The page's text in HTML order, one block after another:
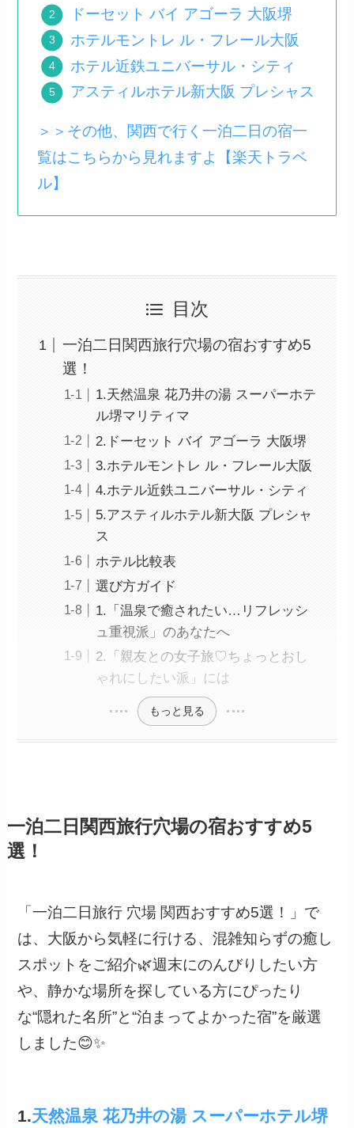
ドーセット バイ アゴーラ 大阪堺
ホテルモントレ ル・フレール大阪
ホテル近鉄ユニバーサル・シティ
アスティルホテル新大阪 プレシャス
＞＞その他、関西で行く一泊二日の宿一
覧はこちらから見れますよ【楽天トラベ
ル】
目次
一泊二日関西旅行穴場の宿おすすめ5
選！
1.天然温泉 花乃井の湯 スーパーホテ
ル堺マリティマ
2.ドーセット バイ アゴーラ 大阪堺
3.ホテルモントレ ル・フレール大阪
4.ホテル近鉄ユニバーサル・シティ
5.アスティルホテル新大阪 プレシャ
ス
ホテル比較表
選び方ガイド
1.「温泉で癒されたい…リフレッシ
ュ重視派」のあなたへ
2.「親友との女子旅♡ちょっとおし
ゃれにしたい派」には
もっと見る
一泊二日関西旅行穴場の宿おすすめ5
選！
「一泊二日旅行 穴場 関西おすすめ5選！」で
は、大阪から気軽に行ける、混雑知らずの癒し
スポットをご紹介🌿週末にのんびりしたい方
や、静かな場所を探している方にぴったり
な“隠れた名所”と“泊まってよかった宿”を厳選
しました😊✨
1.天然温泉 花乃井の湯 スーパーホテル堺